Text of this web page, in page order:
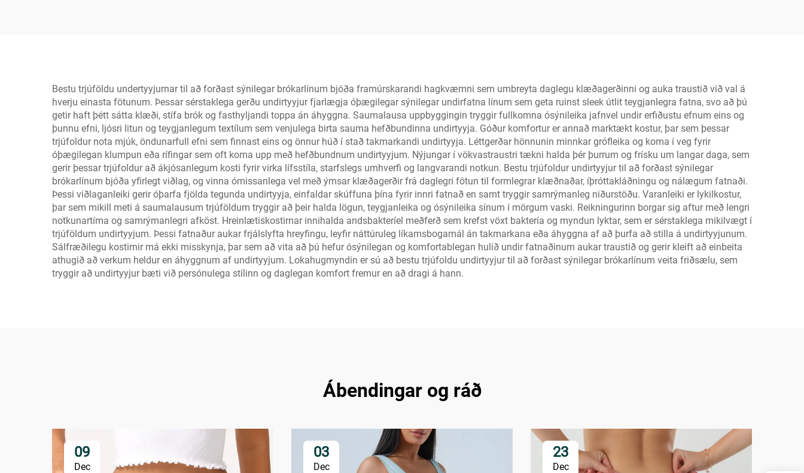
undirtyyjur
Bestu trjúföldu undertyyjurnar til að forðast sýnilegar brókarlínum bjóða framúrskarandi hagkvæmni sem umbreyta daglegu klæðagerðinni og auka traustið við val á
hverju einasta fötunum. Þessar sérstaklega gerðu undirtyyjur fjarlægja óþægilegar sýnilegar undirfatna línum sem geta ruinst sleek útlit teygjanlegra fatna, svo að þú
getir haft þétt sátta klæði, stífa brók og fasthyljandi toppa án áhyggna. Saumalausa uppbyggingin tryggir fullkomna ósýnileika jafnvel undir erfiðustu efnum eins og
þunnu efni, ljósri litun og teygjanlegum textílum sem venjulega birta sauma hefðbundinna undirtyyja. Góður komfortur er annað marktækt kostur, þar sem þessar
trjúfoldur nota mjúk, öndunarfull efni sem finnast eins og önnur húð í stað takmarkandi undirtyyja. Léttgerðar hönnunin minnkar grófleika og koma í veg fyrir
óþægilegan klumpun eða rífingar sem oft koma upp með hefðbundnum undirtyyjum. Nýjungar í vökvastraustri tækni halda þér þurrum og frísku um langar daga, sem
gerir þessar trjúfoldur að ákjósanlegum kosti fyrir virka lífsstíla, starfslegs umhverfi og langvarandi notkun. Bestu trjúfoldur undirtyyjur til að forðast sýnilegar
brókarlínum bjóða yfirlegt viðlag, og vinna ómissanlega vel með ýmsar klæðagerðir frá daglegri fötun til formlegrar klæðnaðar, íþróttakláðningu og nálægum fatnaði.
Þessi viðlaganleiki gerir óþarfa fjölda tegunda undirtyyja, einfaldar skúffuna þína fyrir innri fatnað en samt tryggir samrýmanleg niðurstöðu. Varanleiki er lykilkostur,
þar sem mikill meti á saumalausum trjúföldum tryggir að þeir halda lögun, teygjanleika og ósýnileika sínum í mörgum vaski. Reikningurinn borgar sig aftur með lengri
notkunartíma og samrýmanlegri afköst. Hreinlætiskostirnar innihalda andsbakteríel meðferð sem krefst vöxt baktería og myndun lyktar, sem er sérstaklega mikilvægt í
trjúföldum undirtyyjum. Þessi fatnaður aukar frjálslyfta hreyfingu, leyfir náttúruleg líkamsbogamál án takmarkana eða áhyggna af að þurfa að stilla á undirtyyjunum.
Sálfræðilegu kostirnir má ekki misskynja, þar sem að vita að þú hefur ósýnilegan og komfortablegan hulið undir fatnaðinum aukar traustið og gerir kleift að einbeita
athugið að verkum heldur en áhyggnum af undirtyyjum. Lokahugmyndin er sú að bestu trjúfoldu undirtyyjur til að forðast sýnilegar brókarlínum veita friðsælu, sem
tryggir að undirtyyjur bæti við persónulega stílinn og daglegan komfort fremur en að dragi á hann.
Ábendingar og ráð
09
Dec
03
Dec
23
Dec